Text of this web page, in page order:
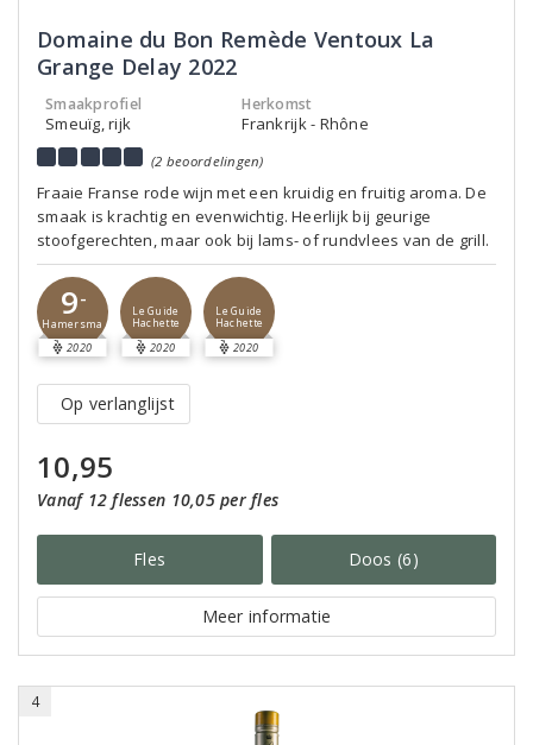
Domaine du Bon Remède Ventoux La
Grange Delay 2022
Smaakprofiel
Smeuïg, rijk
Herkomst
Frankrijk - Rhône
(2 beoordelingen)
Fraaie Franse rode wijn met een kruidig en fruitig aroma. De
smaak is krachtig en evenwichtig. Heerlijk bij geurige
stoofgerechten, maar ook bij lams- of rundvlees van de grill.
9-
Hamersma
2020
Le Guide
Hachette
2020
Le Guide
Hachette
2020
Op verlanglijst
10,95
Vanaf 12 flessen 10,05 per fles
Fles Doos (6)
Meer informatie
4